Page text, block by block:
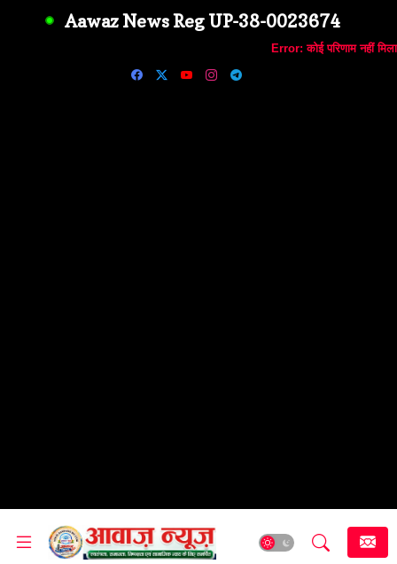
Aawaz News Reg UP-38-0023674
Error: कोई परिणाम नहीं मिला